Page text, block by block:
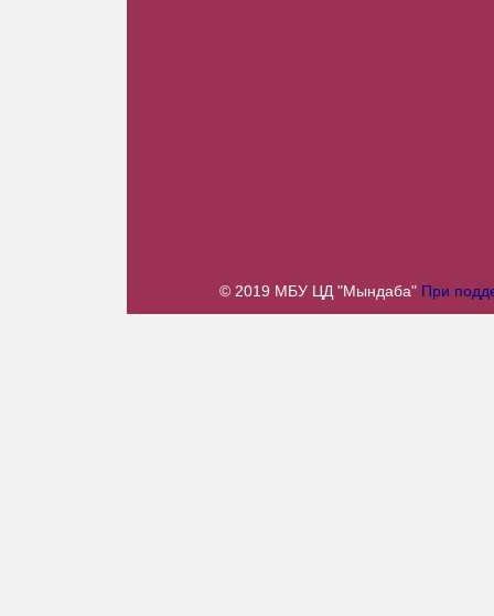
© 2019 МБУ ЦД "Мындаба" При